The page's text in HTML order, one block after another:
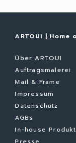
ARTOUI |
Über ARTOUI
Auftragsmalerei
Mail & Frame
Impressum
Datenschutz
AGBs
In-house